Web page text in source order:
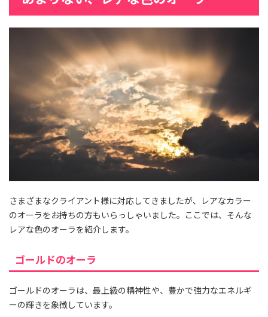
さまざまなクライアント様に対応してきましたが、レアなカラー
のオーラをお持ちの方もいらっしゃいました。ここでは、そんな
レアな色のオーラを紹介します。
ゴールドのオーラ
ゴールドのオーラは、最上級の精神性や、豊かで強力なエネルギ
ーの輝きを象徴しています。